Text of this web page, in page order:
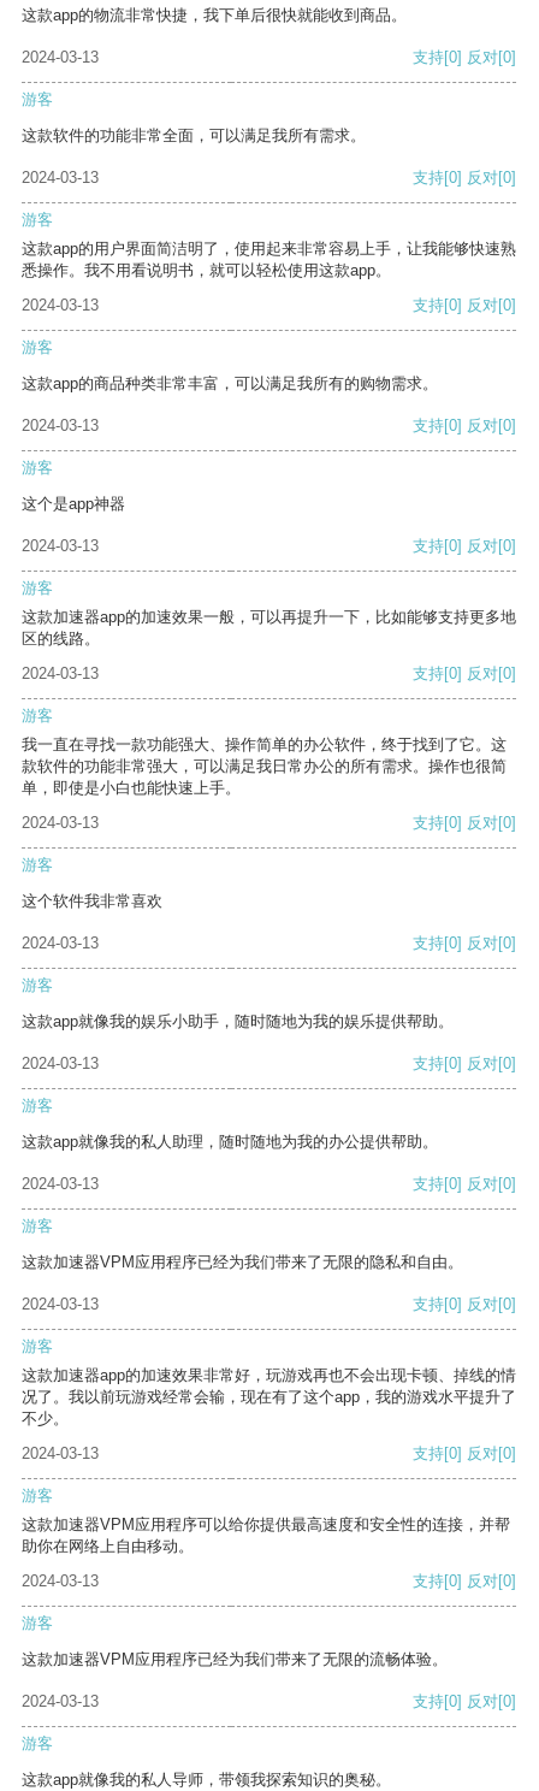
这款app的物流非常快捷，我下单后很快就能收到商品。
2024-03-13 支持[0] 反对[0]
游客
这款软件的功能非常全面，可以满足我所有需求。
2024-03-13 支持[0] 反对[0]
游客
这款app的用户界面简洁明了，使用起来非常容易上手，让我能够快速熟
悉操作。我不用看说明书，就可以轻松使用这款app。
2024-03-13
支持[0] 反对[0]
游客
这款app的商品种类非常丰富，可以满足我所有的购物需求。
2024-03-13 支持[0] 反对[0]
游客
这个是app神器
2024-03-13 支持[0] 反对[0]
游客
这款加速器app的加速效果一般，可以再提升一下，比如能够支持更多地
区的线路。
2024-03-13
支持[0] 反对[0]
游客
我一直在寻找一款功能强大、操作简单的办公软件，终于找到了它。这
款软件的功能非常强大，可以满足我日常办公的所有需求。操作也很简
单，即使是小白也能快速上手。
2024-03-13
支持[0] 反对[0]
游客
这个软件我非常喜欢
2024-03-13 支持[0] 反对[0]
游客
这款app就像我的娱乐小助手，随时随地为我的娱乐提供帮助。
2024-03-13 支持[0] 反对[0]
游客
这款app就像我的私人助理，随时随地为我的办公提供帮助。
2024-03-13 支持[0] 反对[0]
游客
这款加速器VPM应用程序已经为我们带来了无限的隐私和自由。
2024-03-13 支持[0] 反对[0]
游客
这款加速器app的加速效果非常好，玩游戏再也不会出现卡顿、掉线的情
况了。我以前玩游戏经常会输，现在有了这个app，我的游戏水平提升了
不少。
2024-03-13
支持[0] 反对[0]
游客
这款加速器VPM应用程序可以给你提供最高速度和安全性的连接，并帮
助你在网络上自由移动。
2024-03-13
支持[0] 反对[0]
游客
这款加速器VPM应用程序已经为我们带来了无限的流畅体验。
2024-03-13 支持[0] 反对[0]
游客
这款app就像我的私人导师，带领我探索知识的奥秘。